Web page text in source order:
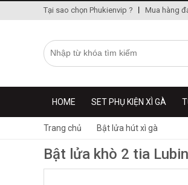
Tại sao chọn Phukienvip ? Mua hàng
HOME SET PHỤ KIỆN XÌ GÀ
Trang chủ Bật lửa hút xì gà
Bật lửa khò 2 tia